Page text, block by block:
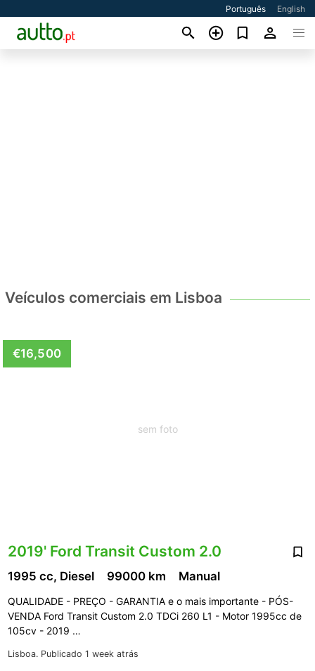
Português English
Veículos comerciais em Lisboa
sem foto
€16,500
2019' Ford Transit Custom 2.0
Lisboa. Publicado 1 week atrás
1995 cc, Diesel 99000 km Manual
QUALIDADE - PREÇO - GARANTIA e o mais importante - PÓS-
VENDA Ford Transit Custom 2.0 TDCi 260 L1 - Motor 1995cc de
105cv - 2019 …